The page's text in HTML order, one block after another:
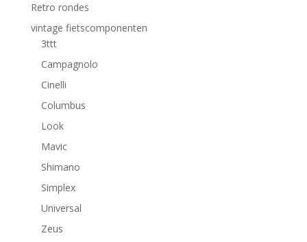
Retro rondes
vintage fietscomponenten
3ttt
Campagnolo
Cinelli
Columbus
Look
Mavic
Shimano
Simplex
Universal
Zeus